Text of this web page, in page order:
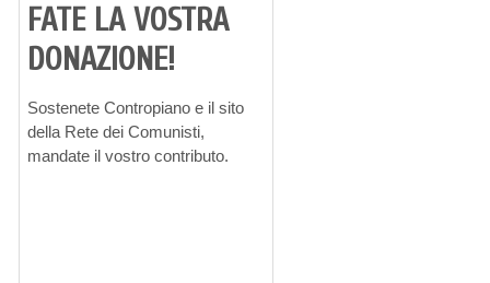
FATE LA VOSTRA
DONAZIONE!
Sostenete Contropiano e il sito
della Rete dei Comunisti,
mandate il vostro contributo.